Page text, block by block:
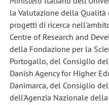
la Valutazione della Qualità
progetti di ricerca
Centre of Research and
della Fondazione per la
Portogallo, del Consiglio
Danish Agency for Higher
Danimarca, del Consiglio
dell'Agenzia Nazionale della